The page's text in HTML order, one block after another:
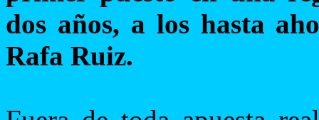
dos años, a los hasta
Rafa Ruiz.